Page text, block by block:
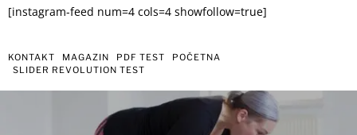
[instagram-feed num=4 cols=4 showfollow=true]
KONTAKT MAGAZIN PDF TEST
POČETNA
SLIDER REVOLUTION TEST